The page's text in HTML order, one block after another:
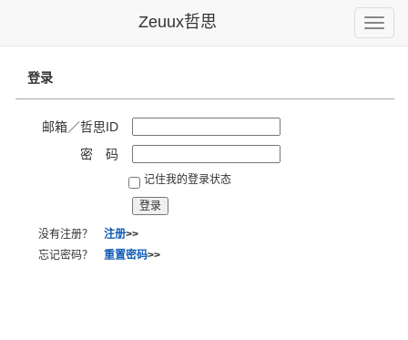
Toggle
Zeuux哲思
登录
邮箱／哲思ID
密 码
记住我的登录状态
没有注册？ 注册>>
忘记密码？ 重置密码>>